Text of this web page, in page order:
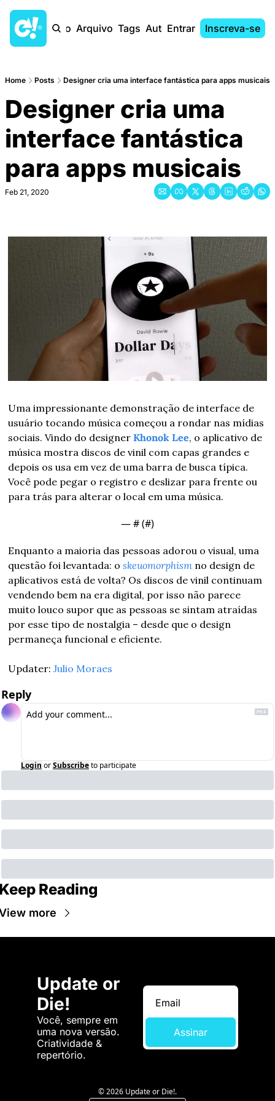
Início Arquivo Tags AutoresEntrar Inscreva-se
Home Posts Designer cria uma interface fantástica para apps musicais
Designer cria uma
interface fantástica
para apps musicais
Feb 21, 2020
Uma impressionante demonstração de interface de
usuário tocando música começou a rondar nas mídias
sociais. Vindo do designer Khonok Lee, o aplicativo de
música mostra discos de vinil com capas grandes e
depois os usa em vez de uma barra de busca típica.
Você pode pegar o registro e deslizar para frente ou
para trás para alterar o local em uma música.
— # (#)
Enquanto a maioria das pessoas adorou o visual, uma
questão foi levantada: o skeuomorphism no design de
aplicativos está de volta? Os discos de vinil continuam
vendendo bem na era digital, por isso não parece
muito louco supor que as pessoas se sintam atraídas
por esse tipo de nostalgia – desde que o design
permaneça funcional e eficiente.
Updater: Julio Moraes
Reply
Login orSubscribeto participate
Reading
more
Update or
Die!
Você, sempre em
uma nova versão.
Criatividade &
repertório.
Assinar
© 2026 Update or Die!.